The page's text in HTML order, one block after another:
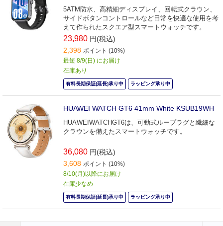
5ATM防水、高精細ディスプレイ、回転式クラウン、
サイドボタンコントロールなど日常を快適な使用を考
えて作られたスクエア型スマートウォッチです。
23,980 円(税込)
2,398 ポイント (10%)
最短 8/9(日) にお届け
在庫あり
有料長期保証(延長)承り中 ラッピング承り中
HUAWEI WATCH GT6 41mm White KSUB19WH
HUAWEIWATCHGT6は、可動式ループラグと繊細な
クラウンを備えたスマートウォッチです。
36,080 円(税込)
3,608 ポイント (10%)
8/10(月)以降にお届け
在庫少なめ
有料長期保証(延長)承り中 ラッピング承り中